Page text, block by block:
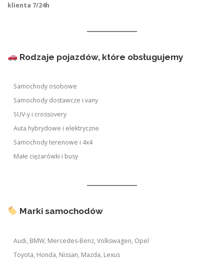
klienta 7/24h
Rodzaje pojazdów, które obsługujemy
Samochody osobowe
Samochody dostawcze i vany
SUV-y i crossovery
Auta hybrydowe i elektryczne
Samochody terenowe i 4x4
Małe ciężarówki i busy
Marki samochodów
Audi, BMW, Mercedes-Benz, Volkswagen, Opel
Toyota, Honda, Nissan, Mazda, Lexus